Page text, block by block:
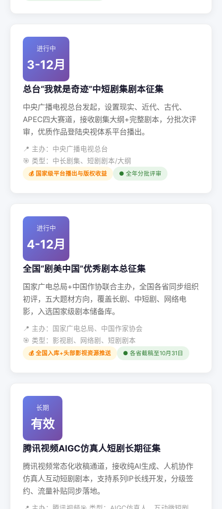
进行中
3-12月
总台“我就是奇迹”中短剧集剧本征集
中央广播电视总台发起，设置现实、近代、古代、
APEC四大赛道，接收剧集大纲+完整剧本，分批次评
审，优质作品登陆央视体系平台播出。
📍 主办：中央广播电视总台
🎯 类型：中长剧集、短剧剧本/大纲
💰 国家级平台播出与版权收益 ● 全年分批评审
进行中
4-12月
全国“剧美中国”优秀剧本总征集
国家广电总局+中国作协联合主办，全国各省同步组织
初评，五大题材方向，覆盖长剧、中短剧、网络电
影，入选国家级剧本储备库。
📍 主办：国家广电总局、中国作家协会
🎯 类型：影视剧、网络剧、短剧剧本
💰 全国入库+头部影视资源推送 ● 各省截稿至10月31日
长期
有效
腾讯视频AIGC仿真人短剧长期征集
腾讯视频常态化收稿通道，接收纯AI生成、人机协作
仿真人互动短剧剧本，支持系列IP长线开发，分级签
约、流量补贴同步落地。